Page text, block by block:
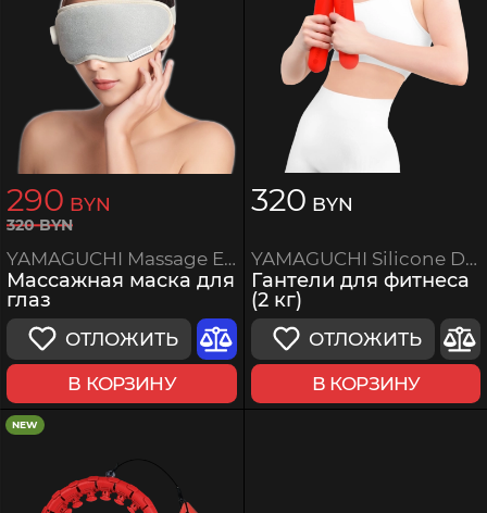
290 BYN
320BYN
YAMAGUCHI Massage Eye Mask
Массажная маска для
глаз
ОТЛОЖИТЬ
В КОРЗИНУ
320 BYN
YAMAGUCHI Silicone Dumbbell (2 kg)
Гантели для фитнеса
(2 кг)
ОТЛОЖИТЬ
В КОРЗИНУ
NEW